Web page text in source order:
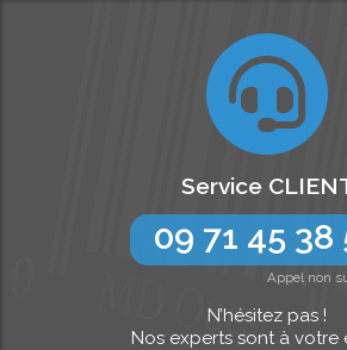
Service
09 71 45 38
Appel non
N’hésitez pas !
Nos experts sont à votre